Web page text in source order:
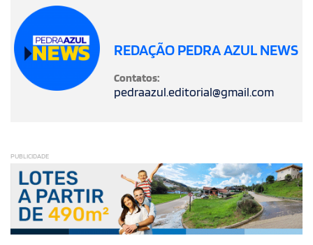
REDAÇÃO PEDRA AZUL NEWS
Contatos:
pedraazul.editorial@gmail.com
PUBLICIDADE